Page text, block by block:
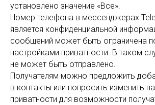
установлено значение «Все».
Номер телефона в мессенджерах
является конфиденциальной
сообщений может быть ограничена
настройками приватности. В таком
не может быть отправлено.
Получателям можно предложить
в контакты или попросить изменить
приватности для возможности